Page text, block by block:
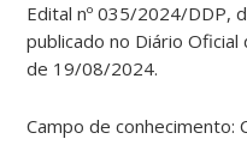
Edital nº 035/2024/DDP,
publicado no Diário Oficial
de 19/08/2024.
Campo de conhecimento: